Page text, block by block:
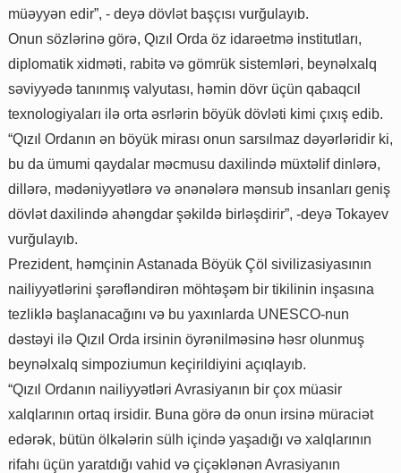
müəyyən edir”, - deyə dövlət başçısı vurğulayıb.
Onun sözlərinə görə, Qızıl Orda öz idarəetmə institutları,
diplomatik xidməti, rabitə və gömrük sistemləri, beynəlxalq
səviyyədə tanınmış valyutası, həmin dövr üçün qabaqcıl
texnologiyaları ilə orta əsrlərin böyük dövləti kimi çıxış edib.
“Qızıl Ordanın ən böyük mirası onun sarsılmaz dəyərləridir ki,
bu da ümumi qaydalar məcmusu daxilində müxtəlif dinlərə,
dillərə, mədəniyyətlərə və ənənələrə mənsub insanları geniş
dövlət daxilində ahəngdar şəkildə birləşdirir”, -deyə Tokayev
vurğulayıb.
Prezident, həmçinin Astanada Böyük Çöl sivilizasiyasının
nailiyyətlərini şərəfləndirən möhtəşəm bir tikilinin inşasına
tezliklə başlanacağını və bu yaxınlarda UNESCO-nun
dəstəyi ilə Qızıl Orda irsinin öyrənilməsinə həsr olunmuş
beynəlxalq simpoziumun keçirildiyini açıqlayıb.
“Qızıl Ordanın nailiyyətləri Avrasiyanın bir çox müasir
xalqlarının ortaq irsidir. Buna görə də onun irsinə müraciət
edərək, bütün ölkələrin sülh içində yaşadığı və xalqlarının
rifahı üçün yaratdığı vahid və çiçəklənən Avrasiyanın